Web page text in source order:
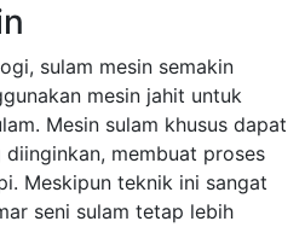
sulam mesin semakin
mesin jahit untuk
Mesin sulam khusus dapat
membuat proses
Meskipun teknik ini sangat
seni sulam tetap lebih